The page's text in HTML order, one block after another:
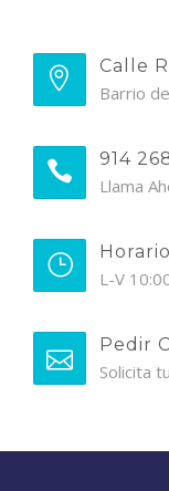
Calle
Barrio
914
Llama
L-V
Pedir
Solicita